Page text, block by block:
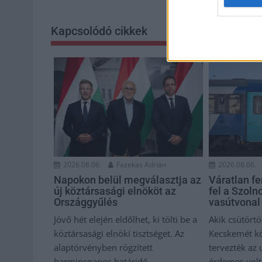
Kapcsolódó cikkek
2026.08.06. Fazekas Adrián
Napokon belül megválasztja az
új köztársasági elnököt az
Országgyűlés
Jövő hét elején eldőlhet, ki tölti be a
köztársasági elnöki tisztséget. Az
alaptörvényben rögzített
2026.08.06.
Váratlan
fel a
Akik
Kecskemét
tervezték az